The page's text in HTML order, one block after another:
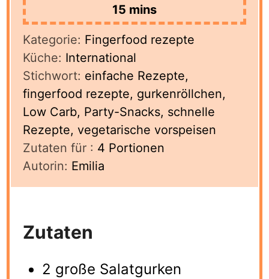
15 minutes
mins
Kategorie: Fingerfood rezepte
Küche: International
Stichwort: einfache Rezepte,
fingerfood rezepte, gurkenröllchen,
Low Carb, Party-Snacks, schnelle
Rezepte, vegetarische vorspeisen
Zutaten für : 4 Portionen
Autorin: Emilia
Zutaten
2 große Salatgurken